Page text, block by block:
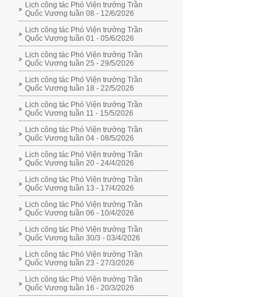
Lịch công tác Phó Viện trưởng Trần
Quốc Vương tuần 08 - 12/6/2026
Lịch công tác Phó Viện trưởng Trần
Quốc Vương tuần 01 - 05/6/2026
Lịch công tác Phó Viện trưởng Trần
Quốc Vương tuần 25 - 29/5/2026
Lịch công tác Phó Viện trưởng Trần
Quốc Vương tuần 18 - 22/5/2026
Lịch công tác Phó Viện trưởng Trần
Quốc Vương tuần 11 - 15/5/2026
Lịch công tác Phó Viện trưởng Trần
Quốc Vương tuần 04 - 08/5/2026
Lịch công tác Phó Viện trưởng Trần
Quốc Vương tuần 20 - 24/4/2026
Lịch công tác Phó Viện trưởng Trần
Quốc Vương tuần 13 - 17/4/2026
Lịch công tác Phó Viện trưởng Trần
Quốc Vương tuần 06 - 10/4/2026
Lịch công tác Phó Viện trưởng Trần
Quốc Vương tuần 30/3 - 03/4/2026
Lịch công tác Phó Viện trưởng Trần
Quốc Vương tuần 23 - 27/3/2026
Lịch công tác Phó Viện trưởng Trần
Quốc Vương tuần 16 - 20/3/2026